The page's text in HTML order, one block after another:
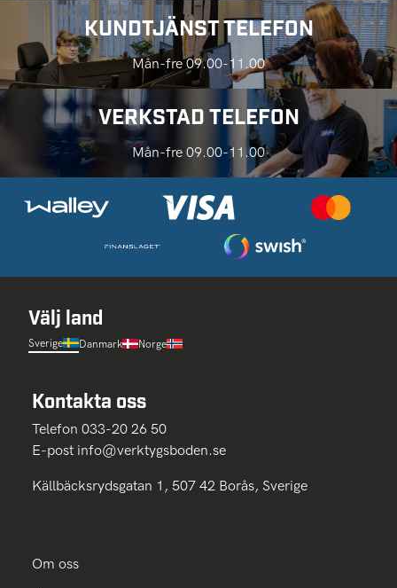
KUNDTJÄNST TELEFON
Mån-fre 09.00-11.00
VERKSTAD TELEFON
Mån-fre 09.00-11.00
Välj land
Sverige Danmark Norge
Kontakta oss
Telefon 033-20 26 50
E-post info@verktygsboden.se
Källbäcksrydsgatan 1, 507 42 Borås, Sverige
Om oss